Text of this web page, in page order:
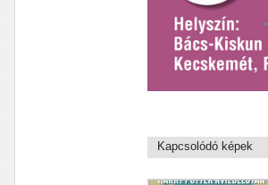
Kapcsolódó képek